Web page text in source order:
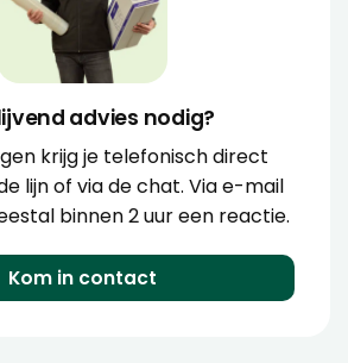
advies nodig?
krijg je telefonisch direct
lijn of via de chat. Via e-mail
binnen 2 uur een reactie.
Kom in contact